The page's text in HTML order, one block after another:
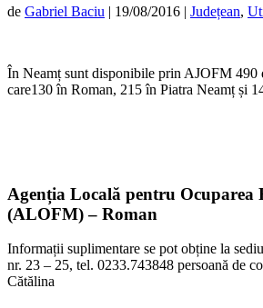
de Gabriel Baciu | 19/08/2016 | Județean,
În Neamț sunt disponibile prin AJOFM 490
care130 în Roman, 215 în Piatra Neamț și
Agenția Locală pentru Ocuparea
(ALOFM) – Roman
Informații suplimentare se pot obține la
nr. 23 – 25, tel. 0233.743848 persoană de
Cătălina